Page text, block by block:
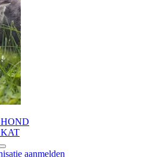
aanmelden